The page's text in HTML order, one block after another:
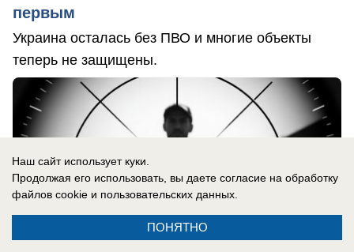
первым
Украина осталась без ПВО и многие объекты
теперь не защищены.
Наш сайт использует куки.
Продолжая его использовать, вы даете согласие на обработку
файлов cookie и пользовательских данных.
ПОНЯТНО